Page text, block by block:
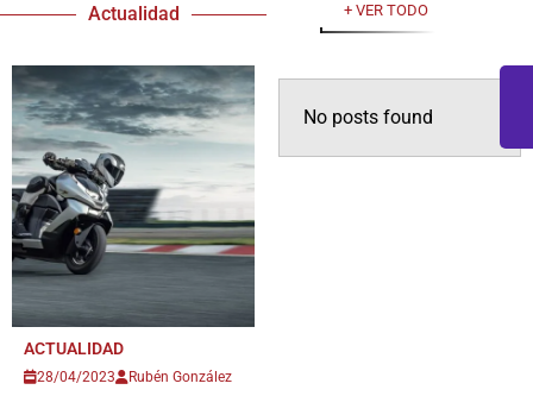
Actualidad + VER TODO
ACTUALIDAD
28/04/2023 Rubén González
No posts found